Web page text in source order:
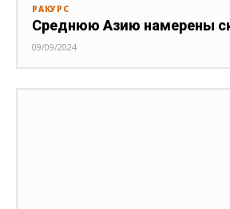
РАКУРС
Среднюю Азию намерены
09/09/2024